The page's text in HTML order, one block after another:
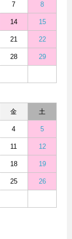
7 8
14 15
21 22
28 29
金 土
4 5
11 12
18 19
25 26